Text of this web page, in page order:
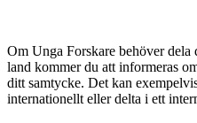
Om Unga Forskare behöver
land kommer du att informeras
ditt samtycke. Det kan
internationellt eller delta i ett